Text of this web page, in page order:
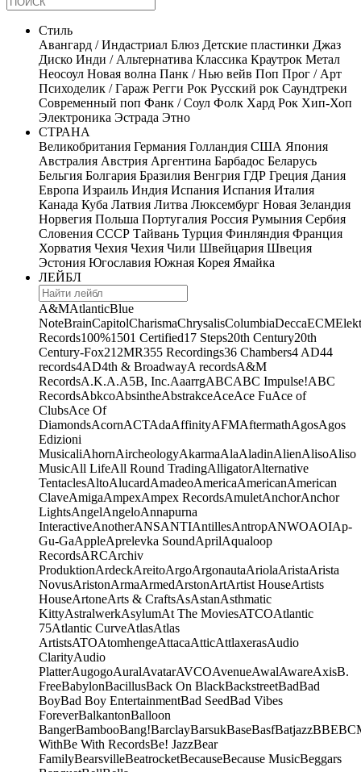
Стиль
Авангард / Индастриал Блюз Детские пластинки Джаз
Диско Инди / Альтернатива Классика Краутрок Метал
Неосоул Новая волна Панк / Нью вейв Поп Прог / Арт
Психоделик / Гараж Регги Рок Русский рок Саундтреки
Современный поп Фанк / Соул Фолк Хард Рок Хип-Хоп
Электроника Эстрада Этно
СТРАНА
Великобритания Германия Голландия США Япония
Австралия Австрия Аргентина Барбадос Беларусь
Бельгия Болгария Бразилия Венгрия ГДР Греция Дания
Европа Израиль Индия Испания Испания Италия
Канада Куба Латвия Литва Люксембург Новая Зеландия
Норвегия Польша Португалия Россия Румыния Сербия
Словения СССР Тайвань Турция Финляндия Франция
Хорватия Чехия Чехия Чили Швейцария Швеция
Эстония Югославия Южная Корея Ямайка
ЛЕЙБЛ
A&MAtlanticBlue
NoteBrainCapitolCharismaChrysalisColumbiaDeccaECM
Records100%1501 Certified17 Steps20th Century20th
Century-Fox21 2MR355 Recordings36 Chambers4 AD44
records4AD4th & BroadwayA recordsA&M
RecordsA.K.A.A5B, Inc.AaarrgABCABC Impulse!ABC
RecordsAbkcoAbsintheAbstrakceAceAce FuAce of
ClubsAce Of
DiamondsAcornACTAdaAffinityAFMAftermathAgosAgos
Edizioni
MusicaliAhornAircheologyAkarmaAlaAladinAlienAlisoAliso
MusicAll LifeAll Round TradingAlligatorAlternative
TentaclesAltoAlucardAmadeoAmericaAmericanAmerican
ClaveAmigaAmpexAmpex RecordsAmuletAnchorAnchor
LightsAngelAngeloAnnapurna
InteractiveAnotherANSANTIAntillesAntropANWOAOIAp-
Gu-GaAppleAprelevka SoundAprilAqualoop
RecordsARCArchiv
ProduktionArdeckAreitoArgoArgonautaAriolaAristaArista
NovusAristonArmaArmedArstonArtArtist HouseArtists
HouseArtoneArts & CraftsAsAstanAsthmatic
KittyAstralwerkAsylumAt The MoviesATCOAtlantic
75Atlantic CurveAtlasAtlas
ArtistsATOAtomhengeAttacaAtticAttlaxerasAudio
ClarityAudio
PlatterAugogoAuralAvatarAVCOAvenueAwalAwareAxisB.
FreeBabylonBacillusBack On BlackBackstreetBadBad
BoyBad Boy EntertainmentBad SeedBad Vibes
ForeverBalkantonBalloon
BangerBambooBang!BarclayBarsukBaseBasfBatjazzBBE
WithBe With RecordsBe! JazzBear
FamilyBearsvilleBeatrocketBecauseBecause MusicBeggars